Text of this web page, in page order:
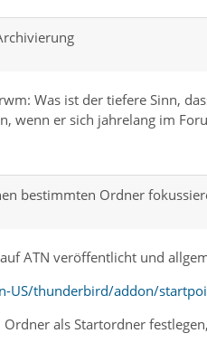
Was ist der tiefere Sinn,
wenn er sich jahrelang im
bestimmten Ordner
ATN veröffentlicht und
US/thunderbird/addon/
als Startordner